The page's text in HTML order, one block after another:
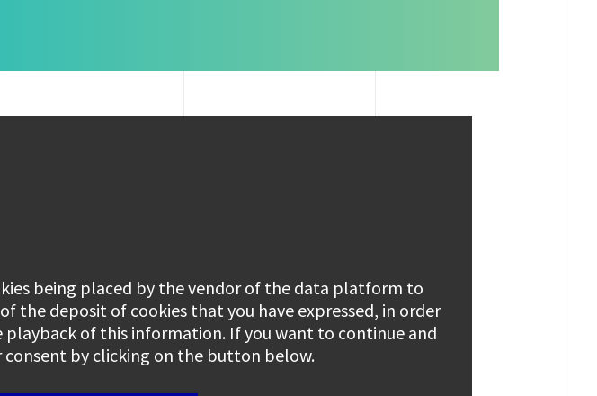
being placed by the vendor of the data platform to
the deposit of cookies that you have expressed, in order
of this information. If you want to continue and
consent by clicking on the button below.